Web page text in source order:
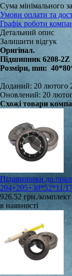
Сума мінімального
Умови оплати та
Графік роботи
Детальний опис
Залишити відгук
Оригінал.
Підшипник 6208-
Розміри, mm:
Доданий: 20 лютого
Оновлений: 20
Схожі товари
Підшипники до
204+205+30*52*11/
926.52 грн./комплект
в наявності